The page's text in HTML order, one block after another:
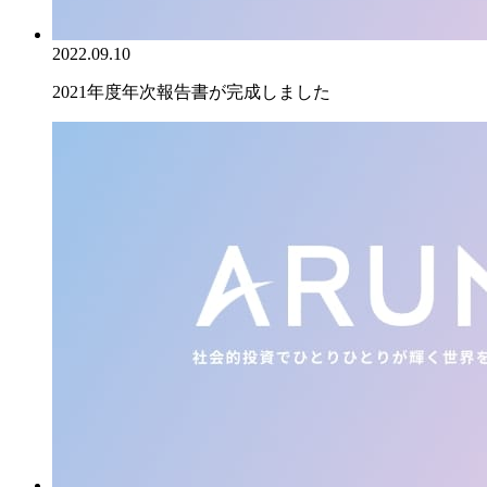
2022.09.10
2021年度年次報告書が完成しました